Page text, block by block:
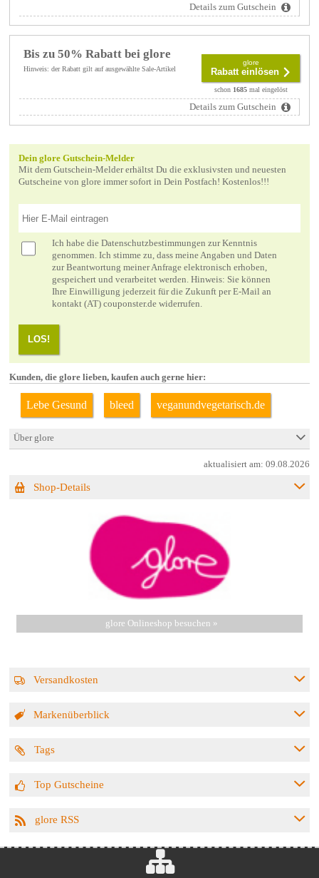
Details zum Gutschein
Bis zu 50% Rabatt bei glore
Hinweis: der Rabatt gilt auf ausgewählte Sale-Artikel
glore
Rabatt einlösen
schon 1685mal eingelöst
Details zum Gutschein
Dein glore Gutschein-Melder
Mit dem Gutschein-Melder erhältst Du die exklusivsten und neuesten
Gutscheine von glore immer sofort in Dein Postfach! Kostenlos!!!
Ich habe die Datenschutzbestimmungen zur Kenntnis
genommen. Ich stimme zu, dass meine Angaben und Daten
zur Beantwortung meiner Anfrage elektronisch erhoben,
gespeichert und verarbeitet werden. Hinweis: Sie können
Ihre Einwilligung jederzeit für die Zukunft per E-Mail an
kontakt (AT) couponster.de widerrufen.
LOS!
Kunden, die glore lieben, kaufen auch gerne hier:
Lebe Gesund bleed veganundvegetarisch.de
Über glore
aktualisiert am:09.08.2026
Shop-Details
glore Onlineshop besuchen »
Versandkosten
Markenüberblick
Tags
Top Gutscheine
glore RSS